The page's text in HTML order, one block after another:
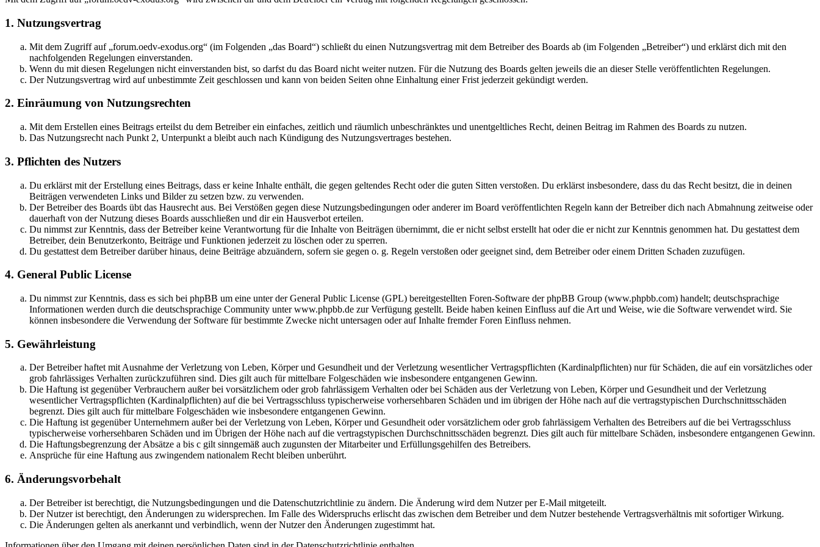
1. Nutzungsvertrag
Mit dem Zugriff auf „forum.oedv-exodus.org“ (im Folgenden „das Board“) schließt du einen Nutzungsvertrag mit dem Betreiber des Boards ab (im Folgenden „Betreiber“) und erklärst dich mit den
nachfolgenden Regelungen einverstanden.
Wenn du mit diesen Regelungen nicht einverstanden bist, so darfst du das Board nicht weiter nutzen. Für die Nutzung des Boards gelten jeweils die an dieser Stelle veröffentlichten Regelungen.
Der Nutzungsvertrag wird auf unbestimmte Zeit geschlossen und kann von beiden Seiten ohne Einhaltung einer Frist jederzeit gekündigt werden.
2. Einräumung von Nutzungsrechten
Mit dem Erstellen eines Beitrags erteilst du dem Betreiber ein einfaches, zeitlich und räumlich unbeschränktes und unentgeltliches Recht, deinen Beitrag im Rahmen des Boards zu nutzen.
Das Nutzungsrecht nach Punkt 2, Unterpunkt a bleibt auch nach Kündigung des Nutzungsvertrages bestehen.
3. Pflichten des Nutzers
Du erklärst mit der Erstellung eines Beitrags, dass er keine Inhalte enthält, die gegen geltendes Recht oder die guten Sitten verstoßen. Du erklärst insbesondere, dass du das Recht besitzt, die in deinen
Beiträgen verwendeten Links und Bilder zu setzen bzw. zu verwenden.
Der Betreiber des Boards übt das Hausrecht aus. Bei Verstößen gegen diese Nutzungsbedingungen oder anderer im Board veröffentlichten Regeln kann der Betreiber dich nach Abmahnung zeitweise oder
dauerhaft von der Nutzung dieses Boards ausschließen und dir ein Hausverbot erteilen.
Du nimmst zur Kenntnis, dass der Betreiber keine Verantwortung für die Inhalte von Beiträgen übernimmt, die er nicht selbst erstellt hat oder die er nicht zur Kenntnis genommen hat. Du gestattest dem
Betreiber, dein Benutzerkonto, Beiträge und Funktionen jederzeit zu löschen oder zu sperren.
Du gestattest dem Betreiber darüber hinaus, deine Beiträge abzuändern, sofern sie gegen o. g. Regeln verstoßen oder geeignet sind, dem Betreiber oder einem Dritten Schaden zuzufügen.
4. General Public License
Du nimmst zur Kenntnis, dass es sich bei phpBB um eine unter der General Public License (GPL) bereitgestellten Foren-Software der phpBB Group (www.phpbb.com) handelt; deutschsprachige
Informationen werden durch die deutschsprachige Community unter www.phpbb.de zur Verfügung gestellt. Beide haben keinen Einfluss auf die Art und Weise, wie die Software verwendet wird. Sie
können insbesondere die Verwendung der Software für bestimmte Zwecke nicht untersagen oder auf Inhalte fremder Foren Einfluss nehmen.
5. Gewährleistung
Der Betreiber haftet mit Ausnahme der Verletzung von Leben, Körper und Gesundheit und der Verletzung wesentlicher Vertragspflichten (Kardinalpflichten) nur für Schäden, die auf ein vorsätzliches oder
grob fahrlässiges Verhalten zurückzuführen sind. Dies gilt auch für mittelbare Folgeschäden wie insbesondere entgangenen Gewinn.
Die Haftung ist gegenüber Verbrauchern außer bei vorsätzlichem oder grob fahrlässigem Verhalten oder bei Schäden aus der Verletzung von Leben, Körper und Gesundheit und der Verletzung
wesentlicher Vertragspflichten (Kardinalpflichten) auf die bei Vertragsschluss typischerweise vorhersehbaren Schäden und im übrigen der Höhe nach auf die vertragstypischen Durchschnittsschäden
begrenzt. Dies gilt auch für mittelbare Folgeschäden wie insbesondere entgangenen Gewinn.
Die Haftung ist gegenüber Unternehmern außer bei der Verletzung von Leben, Körper und Gesundheit oder vorsätzlichem oder grob fahrlässigem Verhalten des Betreibers auf die bei Vertragsschluss
typischerweise vorhersehbaren Schäden und im Übrigen der Höhe nach auf die vertragstypischen Durchschnittsschäden begrenzt. Dies gilt auch für mittelbare Schäden, insbesondere entgangenen Gewinn.
Die Haftungsbegrenzung der Absätze a bis c gilt sinngemäß auch zugunsten der Mitarbeiter und Erfüllungsgehilfen des Betreibers.
Ansprüche für eine Haftung aus zwingendem nationalem Recht bleiben unberührt.
6. Änderungsvorbehalt
Der Betreiber ist berechtigt, die Nutzungsbedingungen und die Datenschutzrichtlinie zu ändern. Die Änderung wird dem Nutzer per E-Mail mitgeteilt.
Der Nutzer ist berechtigt, den Änderungen zu widersprechen. Im Falle des Widerspruchs erlischt das zwischen dem Betreiber und dem Nutzer bestehende Vertragsverhältnis mit sofortiger Wirkung.
Die Änderungen gelten als anerkannt und verbindlich, wenn der Nutzer den Änderungen zugestimmt hat.